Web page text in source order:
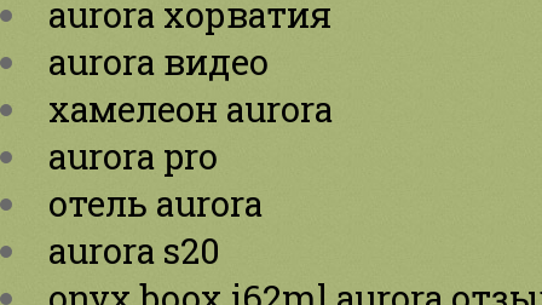
aurora хорватия
aurora видео
хамелеон aurora
aurora pro
отель aurora
aurora s20